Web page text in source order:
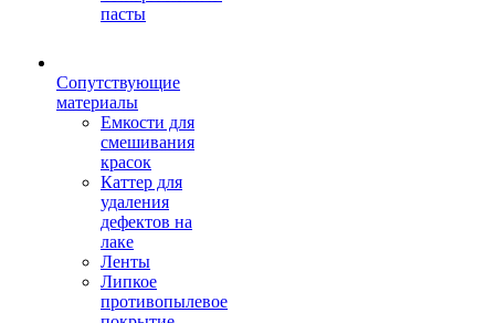
пасты
Сопутствующие
материалы
Емкости для
смешивания
красок
Каттер для
удаления
дефектов на
лаке
Ленты
Липкое
противопылевое